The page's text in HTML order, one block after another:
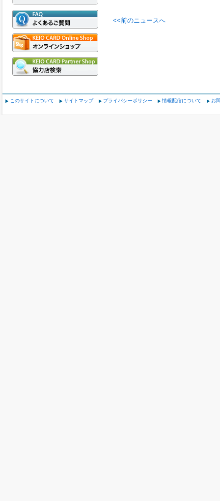
<<前のニュースへ
このサイトについて サイトマップ プライバシーポリシー 情報配信について お